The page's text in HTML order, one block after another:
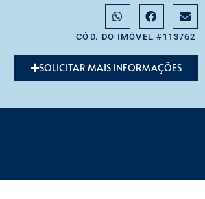
CÓD. DO IMÓVEL #113762
SOLICITAR MAIS INFORMAÇÕES